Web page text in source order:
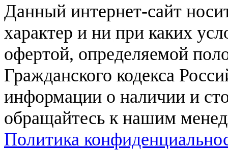
Данный интернет-сайт
характер и ни при каких
офертой, определяемой
Гражданского кодекса
информации о наличии и
обращайтесь к нашим
Политика